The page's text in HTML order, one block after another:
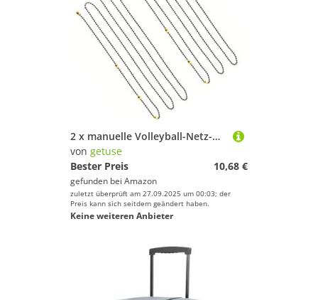
2 x manuelle Volleyball-Netz-Höhenketten mit 4 Farbmarkern, Kupfernetz-Höhenmesswerkzeug für Outdoor-Übungen, Training, Wettbewerbe
von getuse
Bester Preis
10,68 €
gefunden bei Amazon
zuletzt überprüft am 27.09.2025 um 00:03; der
Preis kann sich seitdem geändert haben.
Keine weiteren Anbieter